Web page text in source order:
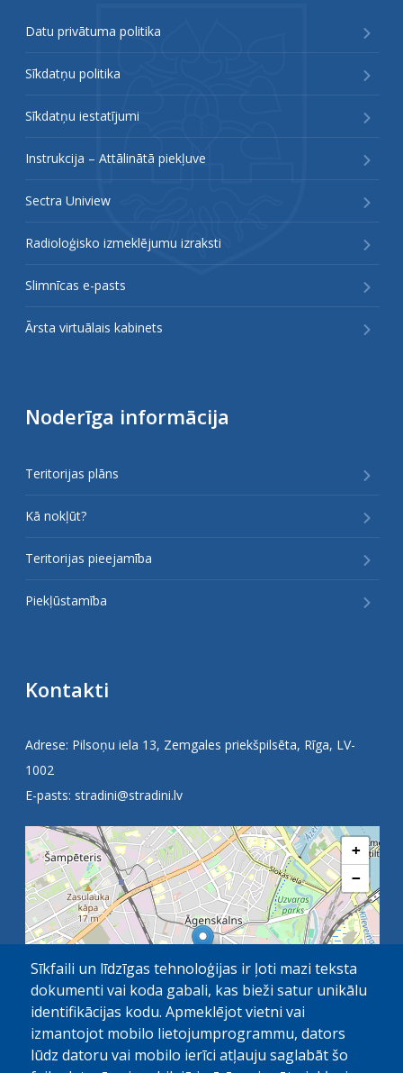
Datu privātuma politika
Sīkdatņu politika
Sīkdatņu iestatījumi
Instrukcija – Attālinātā piekļuve
Sectra Uniview
Radioloģisko izmeklējumu izraksti
Slimnīcas e-pasts
Ārsta virtuālais kabinets
Noderīga informācija
Teritorijas plāns
Kā nokļūt?
Teritorijas pieejamība
Piekļūstamība
Kontakti
Adrese: Pilsoņu iela 13, Zemgales priekšpilsēta, Rīga, LV-
1002
E-pasts: stradini@stradini.lv
+
−
Sīkfaili un līdzīgas tehnoloģijas ir ļoti mazi teksta
dokumenti vai koda gabali, kas bieži satur unikālu
identifikācijas kodu. Apmeklējot vietni vai
izmantojot mobilo lietojumprogrammu, dators
lūdz datoru vai mobilo ierīci atļauju saglabāt šo